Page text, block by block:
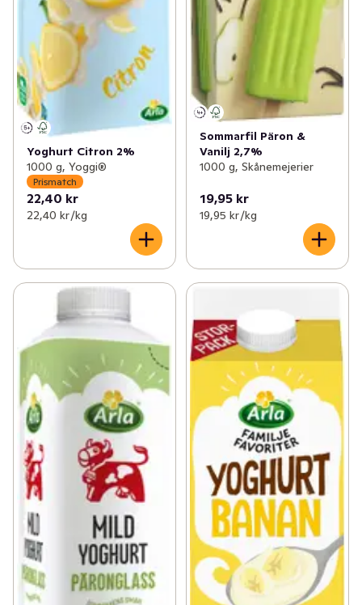
Yoghurt Citron 2%
1000 g, Yoggi®
Prismatch
22,40 kr
22,40 kr /kg
Sommarfil Päron &
Vanilj 2,7%
1000 g, Skånemejerier
19,95 kr
19,95 kr /kg